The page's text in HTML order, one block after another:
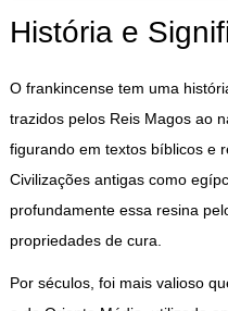
História e
O frankincense tem uma
trazidos pelos Reis Magos ao
figurando em textos bíblicos e
Civilizações antigas como
profundamente essa resina
propriedades de cura.
Por séculos, foi mais valioso